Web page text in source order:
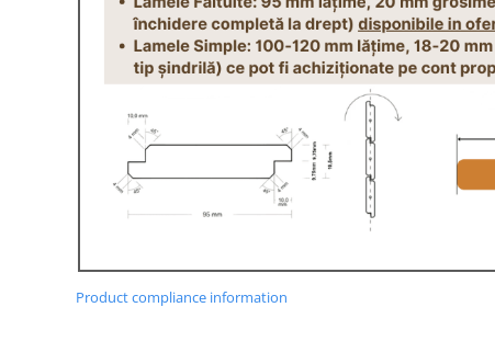
Product compliance information